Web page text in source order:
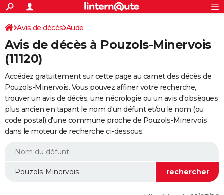
ACTUALITÉS
Politique
Société
Faits Divers
Education
Monde
Villes
+
SPORT
Coupe du monde 2026
Football
Tennis
Cyclisme
Rugby
Forum
FINANCE
Retraite
Impôts
Epargne
Immobilier
Risques naturels par ville
Banque
Assurance
Crédit
Essais
Réserver un essai
Citadines
Berlines
SUV
Forum auto
+
HIGH-TECH
Mobiles
Meilleur smartphone
Internet
Ordinateurs
Jeux vidéo
Guide high-tech
+
BRICOLAGE
Forum
Aménagement intérieur
Extérieur
Cuisine
Salle de bains
Jardinage
Rangement
WEEK-END
Guides de France
Escapades
Patrimoine
Expositions
Musées
Week-end nature
LIFESTYLE
Avis de décès Aude
Avis de décès à Pouzols-Minervois
(11120)
Accédez gratuitement sur cette page au carnet des décès de
Pouzols-Minervois. Vous pouvez affiner votre recherche,
trouver un avis de décès, une nécrologie ou un avis d'obsèques
plus ancien en tapant le nom d'un défunt et/ou le nom (ou
code postal) d'une commune proche de Pouzols-Minervois
dans le moteur de recherche ci-dessous.